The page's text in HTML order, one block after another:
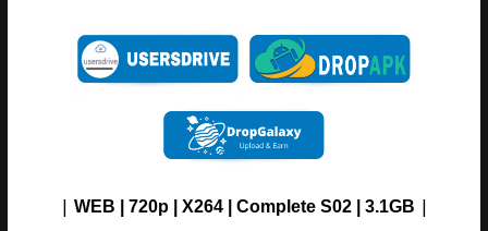
| WEB | 720p | X264 | Complete S02 | 3.1GB |